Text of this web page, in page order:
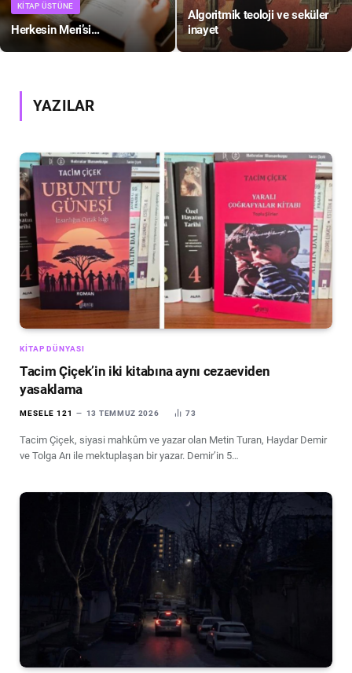
KITAP ÜSTÜNE
Herkesin Meri’si…
Algoritmik teoloji ve seküler
inayet
YAZILAR
KITAP DÜNYASI
Tacim Çiçek’in iki kitabına aynı cezaeviden
yasaklama
MESELE 121 13 TEMMUZ 2026 73
Tacim Çiçek, siyasi mahkûm ve yazar olan Metin Turan, Haydar Demir
ve Tolga Arı ile mektuplaşan bir yazar. Demir’in 5…